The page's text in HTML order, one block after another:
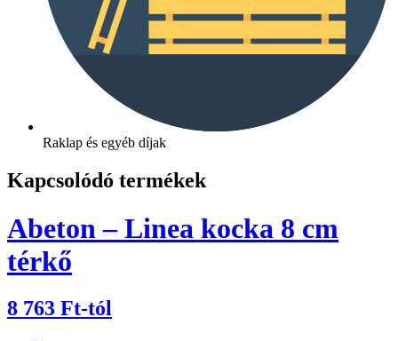
Raklap és egyéb díjak
Kapcsolódó termékek
Abeton – Linea kocka 8 cm
térkő
8 763 Ft-tól